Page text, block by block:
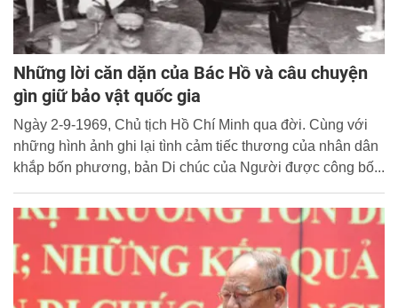
Những lời căn dặn của Bác Hồ và câu chuyện
gìn giữ bảo vật quốc gia
Ngày 2-9-1969, Chủ tịch Hồ Chí Minh qua đời. Cùng với
những hình ảnh ghi lại tình cảm tiếc thương của nhân dân
khắp bốn phương, bản Di chúc của Người được công bố...